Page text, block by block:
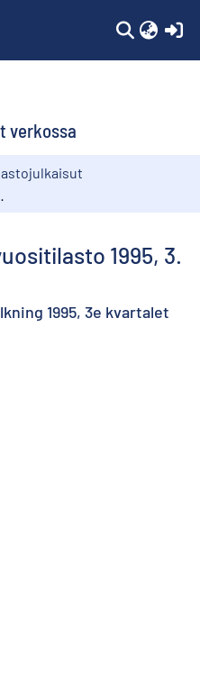
verkossa
1995, 3.
1995, 3e kvartalet